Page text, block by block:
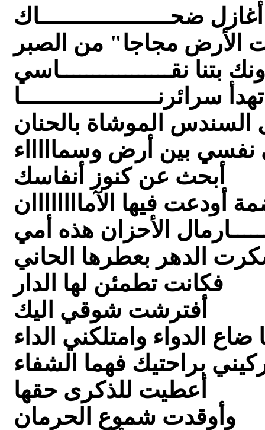
أغازل ضحــــــــــــــــــــاك
الأرض مجاجا" من الصبر
بتنا نقـــــــــــــــــاسي
سرائرنـــــــــــــــــــــا
السندس الموشاة بالحنان
نفسي بين أرض وسماااااء
أبحث عن كنوز أنفاسك
أودعت فيها الآماااااااان
الأحزان هذه أمي
الدهر بعطرها الحاني
فكانت تطمئن لها الدار
أفترشت شوقي اليك
ضاع الدواء وامتلكني الداء
براحتيك فهما الشفاء
أعطيت للذكرى حقها
وأوقدت شموع الحرمان